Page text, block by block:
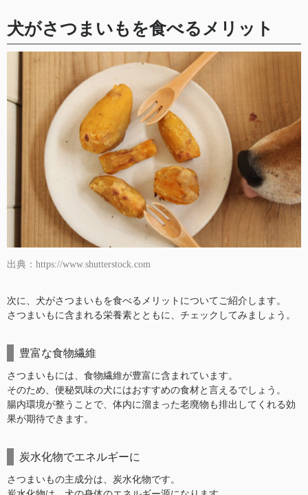
犬がさつまいもを食べるメリット
出典：https://www.shutterstock.com
次に、犬がさつまいもを食べるメリットについてご紹介します。
さつまいもに含まれる栄養素とともに、チェックしてみましょう。
豊富な食物繊維
さつまいもには、食物繊維が豊富に含まれています。
そのため、便秘気味の犬にはおすすめの食材と言えるでしょう。
腸内環境が整うことで、体内に溜まった老廃物も排出してくれる効
果が期待できます。
炭水化物でエネルギーに
さつまいもの主成分は、炭水化物です。